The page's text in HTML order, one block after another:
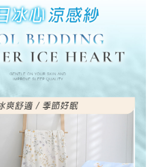
先徵得法定代理人或監護人之同意方可使用
未經同意申辦者引起之損失，本公司不負相關責
付」時，將依據個別帳號之用戶狀況，依本公司即
度；若仍有額度不足之情形，本公司將視審查結果
號或使用他人資訊註冊。若發現惡意使用之情形，
有權停止該用戶之使用額度並採取法律行動。